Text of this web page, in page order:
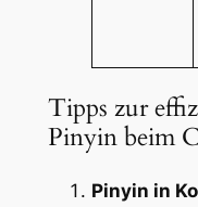
Tipps zur
Pinyin beim
Pinyin in